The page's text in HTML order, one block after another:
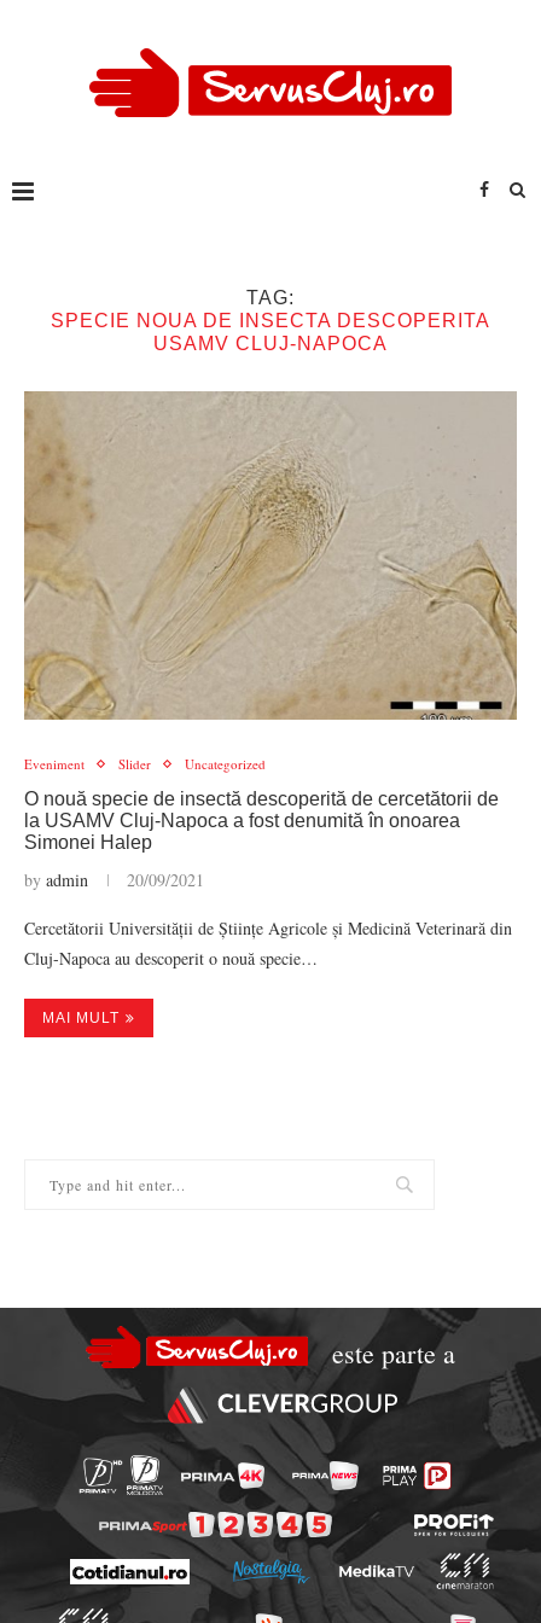
TAG:
SPECIE NOUA DE INSECTA DESCOPERITA
USAMV CLUJ-NAPOCA
Eveniment Slider Uncategorized
O nouă specie de insectă descoperită de cercetătorii de
la USAMV Cluj-Napoca a fost denumită în onoarea
Simonei Halep
by admin 20/09/2021
Cercetătorii Universității de Științe Agricole și Medicină Veterinară din
Cluj-Napoca au descoperit o nouă specie…
MAI MULT
este parte a